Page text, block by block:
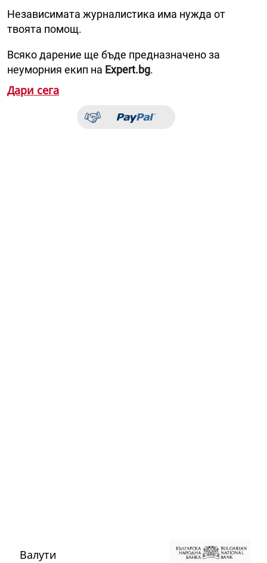
Независимата журналистика има нужда от
твоята помощ.
Всяко дарение ще бъде предназначено за
неуморния екип на Expert.bg.
Дари сега
Валути